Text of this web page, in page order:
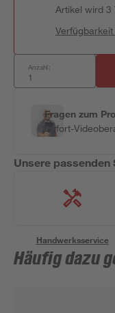
Artikel wird 3
Anzahl:
Fragen zum
Sofort-
Unsere passenden
Handwerksservice
Häufig dazu